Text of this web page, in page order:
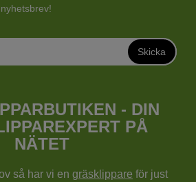
Skicka
- DIN
PÅ
NÄTET
så har vi en gräsklippare för just